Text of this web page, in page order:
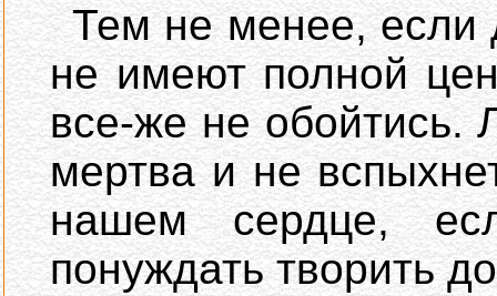
Тем не менее, если
не имеют полной
все-же не обойтись.
мертва и не
нашем сердце,
понуждать творить